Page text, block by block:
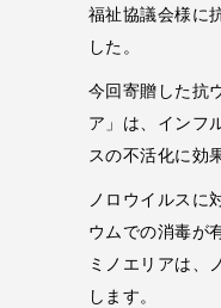
福祉協議会様に
した。
今回寄贈した抗
ア」は、インフ
スの不活化に効
ノロウイルスに
ウムでの消毒が
ミノエリアは、
します。